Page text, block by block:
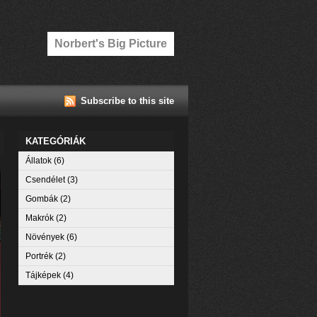
Norbert's Big Picture
Subscribe to this site
KATEGÓRIÁK
Állatok (6)
Csendélet(3)
Gombák (2)
Makrók (2)
Növények (6)
Portrék (2)
Tájképek (4)